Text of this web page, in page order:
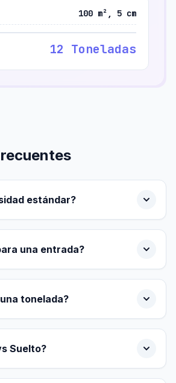
100 m², 5 cm
12 Toneladas
estándar?
una entrada?
tonelada?
Suelto?